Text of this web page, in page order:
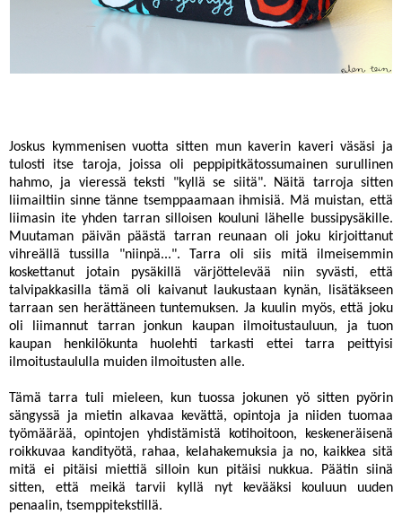
Joskus kymmenisen vuotta sitten mun kaverin kaveri väsäsi ja
tulosti itse taroja, joissa oli peppipitkätossumainen surullinen
hahmo, ja vieressä teksti "kyllä se siitä". Näitä tarroja sitten
liimailtiin sinne tänne tsemppaamaan ihmisiä. Mä muistan, että
liimasin ite yhden tarran silloisen kouluni lähelle bussipysäkille.
Muutaman päivän päästä tarran reunaan oli joku kirjoittanut
vihreällä tussilla "niinpä...". Tarra oli siis mitä ilmeisemmin
koskettanut jotain pysäkillä värjöttelevää niin syvästi, että
talvipakkasilla tämä oli kaivanut laukustaan kynän, lisätäkseen
tarraan sen herättäneen tuntemuksen. Ja kuulin myös, että joku
oli liimannut tarran jonkun kaupan ilmoitustauluun, ja tuon
kaupan henkilökunta huolehti tarkasti ettei tarra peittyisi
ilmoitustaululla muiden ilmoitusten alle.
Tämä tarra tuli mieleen, kun tuossa jokunen yö sitten pyörin
sängyssä ja mietin alkavaa kevättä, opintoja ja niiden tuomaa
työmäärää, opintojen yhdistämistä kotihoitoon, keskeneräisenä
roikkuvaa kandityötä, rahaa, kelahakemuksia ja no, kaikkea sitä
mitä ei pitäisi miettiä silloin kun pitäisi nukkua. Päätin siinä
sitten, että meikä tarvii kyllä nyt kevääksi kouluun uuden
penaalin, tsemppitekstillä.